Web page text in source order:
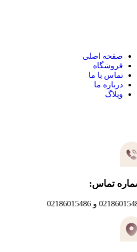
صفحه اصلی
فروشگاه
تماس با ما
درباره ما
وبلاگ
تماس:
و 02186015486